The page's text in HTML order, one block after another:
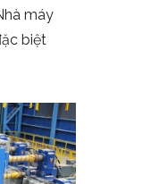
máy
biệt